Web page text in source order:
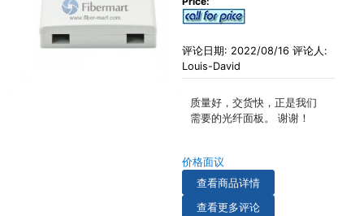
评论日期: 2022/08/16 评论人:
Louis-David
质量好，交货快，正是我们
需要的光纤面板。 谢谢！
价格面议
查看商品详情
查看更多评论